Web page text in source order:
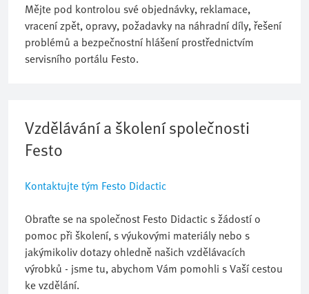
Mějte pod kontrolou své objednávky, reklamace,
vracení zpět, opravy, požadavky na náhradní díly, řešení
problémů a bezpečnostní hlášení prostřednictvím
servisního portálu Festo.
Vzdělávání a školení společnosti
Festo
Kontaktujte tým Festo Didactic
Obraťte se na společnost Festo Didactic s žádostí o
pomoc při školení, s výukovými materiály nebo s
jakýmikoliv dotazy ohledně našich vzdělávacích
výrobků - jsme tu, abychom Vám pomohli s Vaší cestou
ke vzdělání.